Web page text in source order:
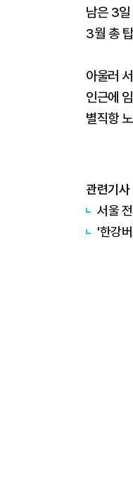
남은 3
3월 총
아울러
인근에
별직항
관련기사
서울
'한강